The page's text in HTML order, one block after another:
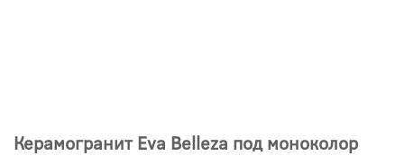
Керамогранит Eva Belleza под моноколор